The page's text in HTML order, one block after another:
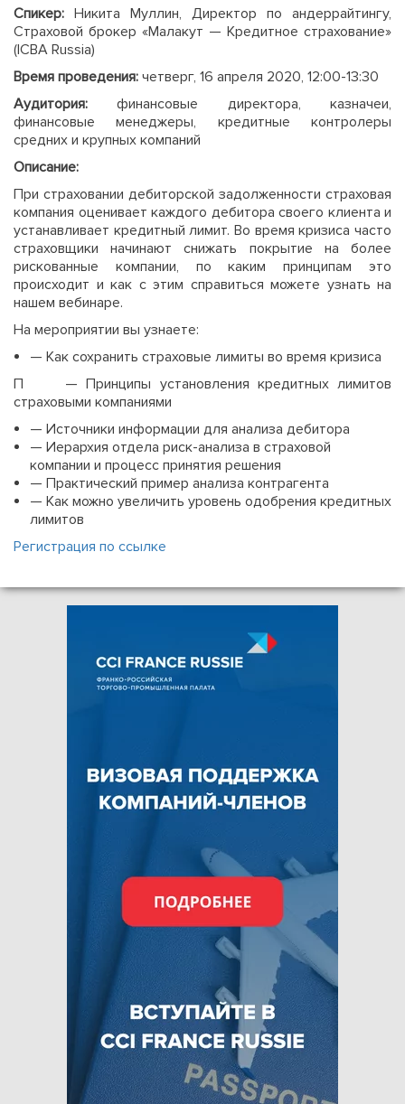
Спикер: Никита Муллин, Директор по андеррайтингу,
Страховой брокер «Малакут — Кредитное страхование»
(ICBA Russia)
Время проведения: четверг, 16 апреля 2020, 12:00-13:30
Аудитория: финансовые директора, казначеи,
финансовые менеджеры, кредитные контролеры
средних и крупных компаний
Описание:
При страховании дебиторской задолженности страховая
компания оценивает каждого дебитора своего клиента и
устанавливает кредитный лимит. Во время кризиса часто
страховщики начинают снижать покрытие на более
рискованные компании, по каким принципам это
происходит и как с этим справиться можете узнать на
нашем вебинаре.
На мероприятии вы узнаете:
— Как сохранить страховые лимиты во время кризиса
П — Принципы установления кредитных лимитов
страховыми компаниями
— Источники информации для анализа дебитора
— Иерархия отдела риск-анализа в страховой
компании и процесс принятия решения
— Практический пример анализа контрагента
— Как можно увеличить уровень одобрения кредитных
лимитов
Регистрация по ссылке